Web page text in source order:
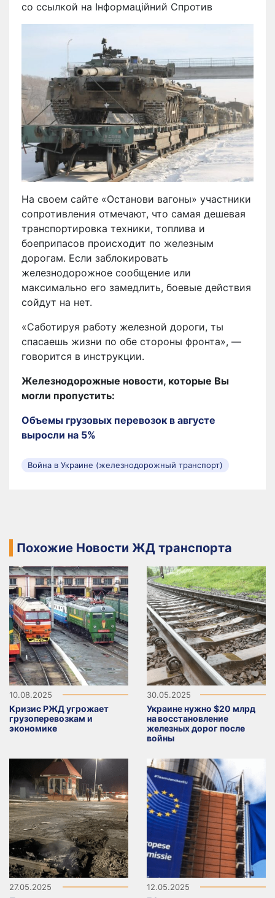
со ссылкой на Інформаційний Спротив
На своем сайте «Останови вагоны» участники
сопротивления отмечают, что самая дешевая
транспортировка техники, топлива и
боеприпасов происходит по железным
дорогам. Если заблокировать
железнодорожное сообщение или
максимально его замедлить, боевые действия
сойдут на нет.
«Саботируя работу железной дороги, ты
спасаешь жизни по обе стороны фронта», —
говорится в инструкции.
Железнодорожные новости, которые Вы
могли пропустить:
Объемы грузовых перевозок в августе
выросли на 5%
Война в Украине (железнодорожный транспорт)
Похожие Новости ЖД транспорта
10.08.2025
Кризис РЖД угрожает
грузоперевозкам и
экономике
30.05.2025
Украине нужно $20 млрд
на восстановление
железных дорог после
войны
27.05.2025 12.05.2025